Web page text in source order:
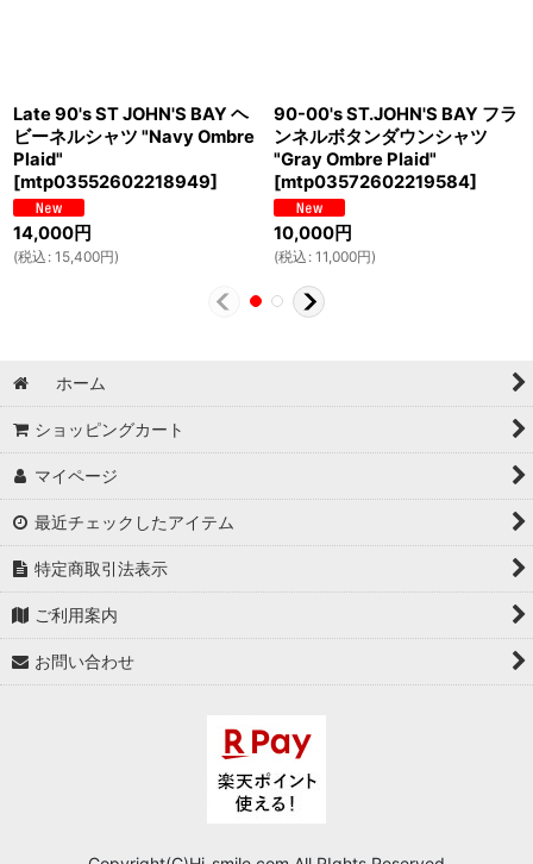
Late 90's ST JOHN'S BAY ヘ
ビーネルシャツ "Navy Ombre
Plaid"
[mtp03552602218949]
14,000円
(税込 : 15,400円)
90-00's ST.JOHN'S BAY フラ
ンネルボタンダウンシャツ
"Gray Ombre Plaid"
[mtp03572602219584]
10,000円
(税込 : 11,000円)
ホーム
ショッピングカート
マイページ
最近チェックしたアイテム
特定商取引法表示
ご利用案内
お問い合わせ